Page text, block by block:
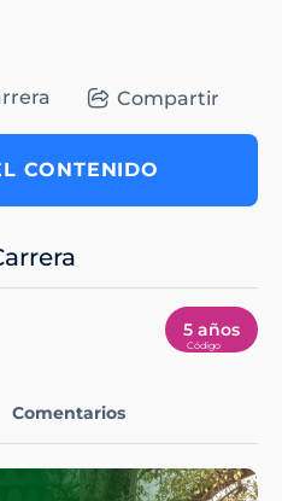
Comentarios
Compartir
CONTENIDO
5 años